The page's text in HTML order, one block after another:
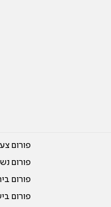
פורום
פורום
פורום
פורום